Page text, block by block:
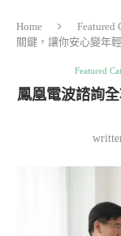
Home Featured
關鍵，讓你安心變年輕
Featured Cat
鳳凰電波諮詢